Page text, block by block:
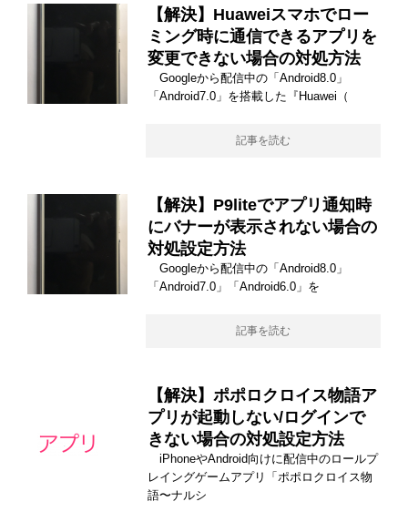
【解決】Huaweiスマホでロー
ミング時に通信できるアプリを
変更できない場合の対処方法
Googleから配信中の「Android8.0」
「Android7.0」を搭載した『Huawei（
記事を読む
【解決】P9liteでアプリ通知時
にバナーが表示されない場合の
対処設定方法
Googleから配信中の「Android8.0」
「Android7.0」「Android6.0」を
記事を読む
【解決】ポポロクロイス物語ア
プリが起動しない/ログインで
きない場合の対処設定方法
iPhoneやAndroid向けに配信中のロールプ
レイングゲームアプリ「ポポロクロイス物
語〜ナルシ